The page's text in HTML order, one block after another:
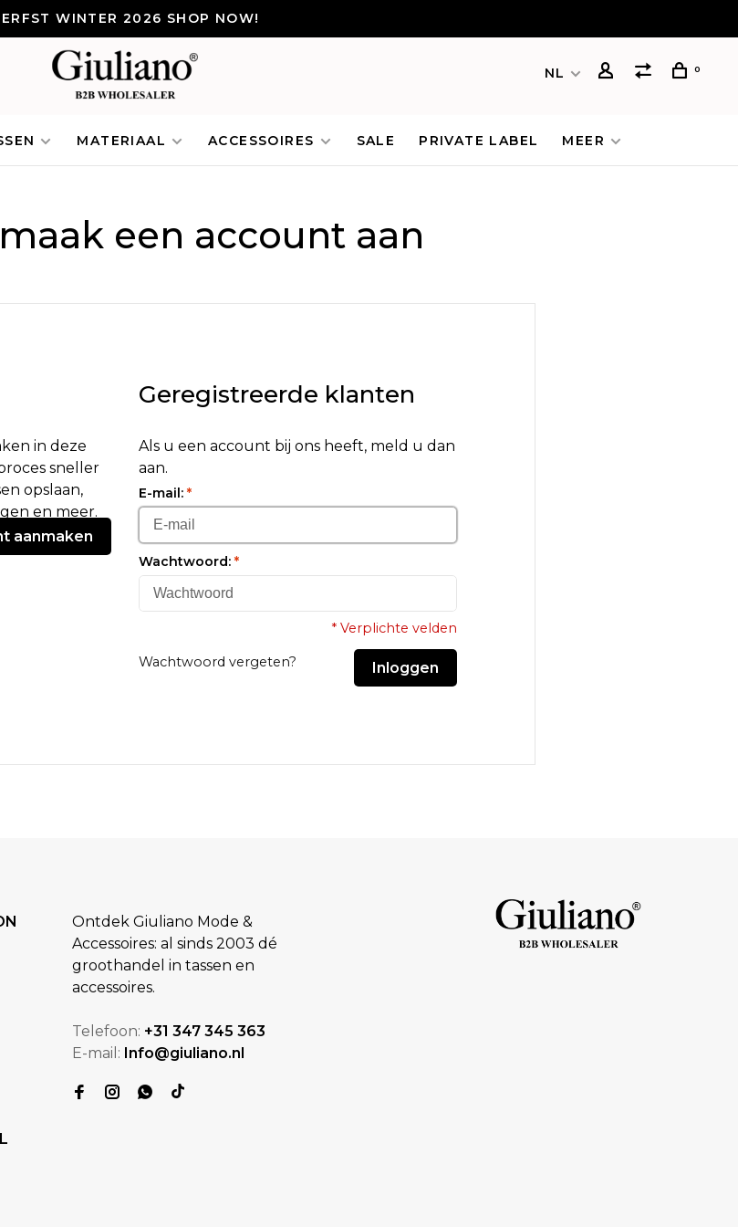
WINTER 2026 SHOP NOW!
NL 0
MATERIAAL ACCESSOIRES SALE PRIVATE LABEL MEER
een account aan
in deze
sneller
opslaan,
en meer.
aanmaken
Geregistreerde klanten
Als u een account bij ons heeft, meld u dan
aan.
E-mail: *
Wachtwoord: *
* Verplichte velden
Wachtwoord vergeten? Inloggen
Ontdek Giuliano Mode &
Accessoires: al sinds 2003 dé
groothandel in tassen en
accessoires.
Telefoon: +31 347 345 363
E-mail: Info@giuliano.nl